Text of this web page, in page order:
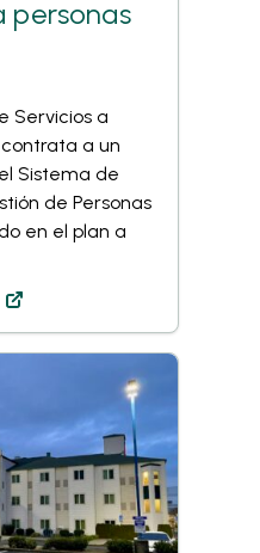
personas
Servicios a
contrata a un
Sistema de
de Personas
en el plan a